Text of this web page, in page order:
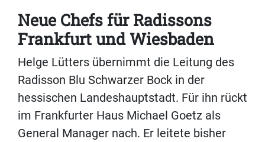
Neue Chefs für Radissons
Frankfurt und Wiesbaden
Helge Lütters übernimmt die Leitung des
Radisson Blu Schwarzer Bock in der
hessischen Landeshauptstadt. Für ihn rückt
im Frankfurter Haus Michael Goetz als
General Manager nach. Er leitete bisher